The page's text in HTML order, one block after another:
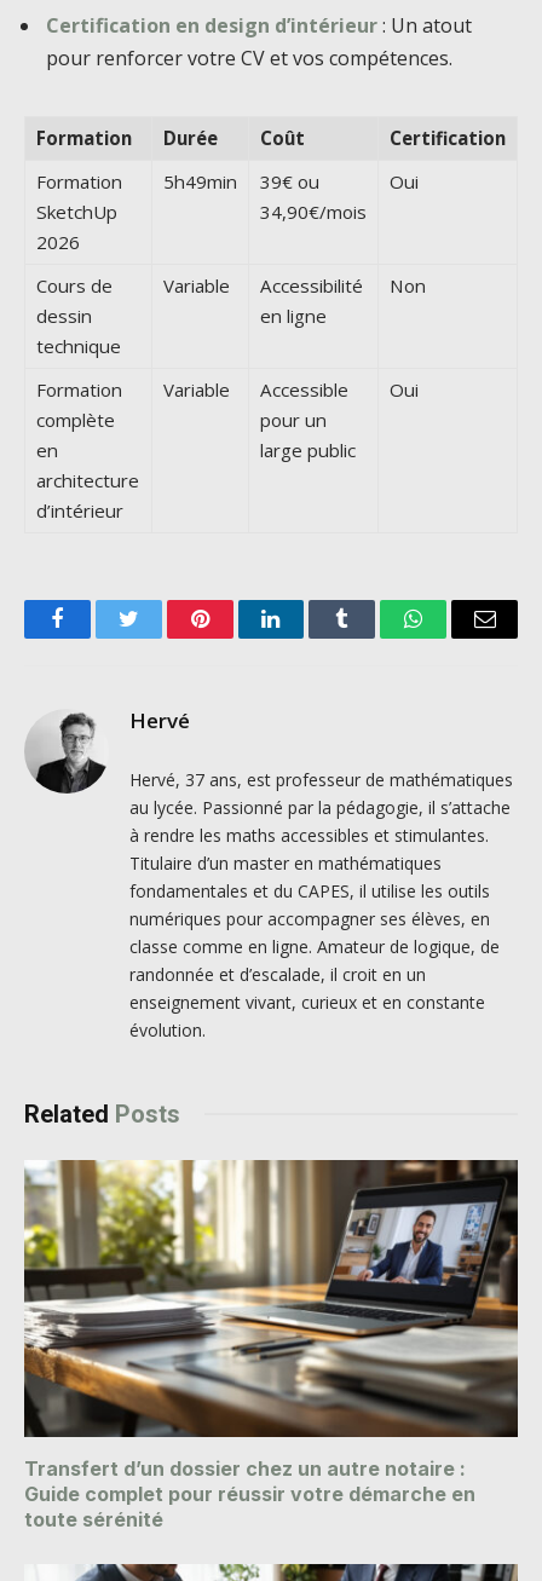
Certification en design d’intérieur: Un atout
pour renforcer votre CV et vos compétences.
Formation Durée Coût
Certification
Formation
SketchUp
2026
5h49min
39€ ou
34,90€/mois
Oui
Cours de
dessin
technique
Variable
Accessibilité
en ligne
Non
Formation
complète
en
architecture
d’intérieur
Variable
Accessible
pour un
large public
Oui
FacebookTwitter PinterestLinkedInTumblr WhatsAppEmail
Hervé
Hervé, 37 ans, est professeur de mathématiques
au lycée. Passionné par la pédagogie, il s’attache
à rendre les maths accessibles et stimulantes.
Titulaire d’un master en mathématiques
fondamentales et du CAPES, il utilise les outils
numériques pour accompagner ses élèves, en
classe comme en ligne. Amateur de logique, de
randonnée et d’escalade, il croit en un
enseignement vivant, curieux et en constante
évolution.
Related Posts
Transfert d’un dossier chez un autre notaire :
Guide complet pour réussir votre démarche en
toute sérénité